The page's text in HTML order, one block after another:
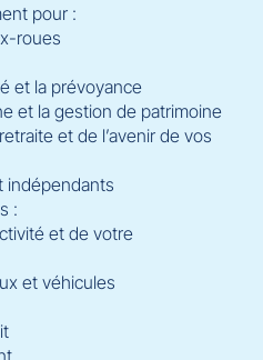
pour :
roues
et la prévoyance
et la gestion de patrimoine
et de l’avenir de vos
indépendants
:
et de votre
et véhicules